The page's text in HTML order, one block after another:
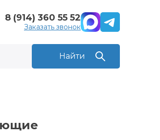
8 (914) 360 55 52
Заказать звонок